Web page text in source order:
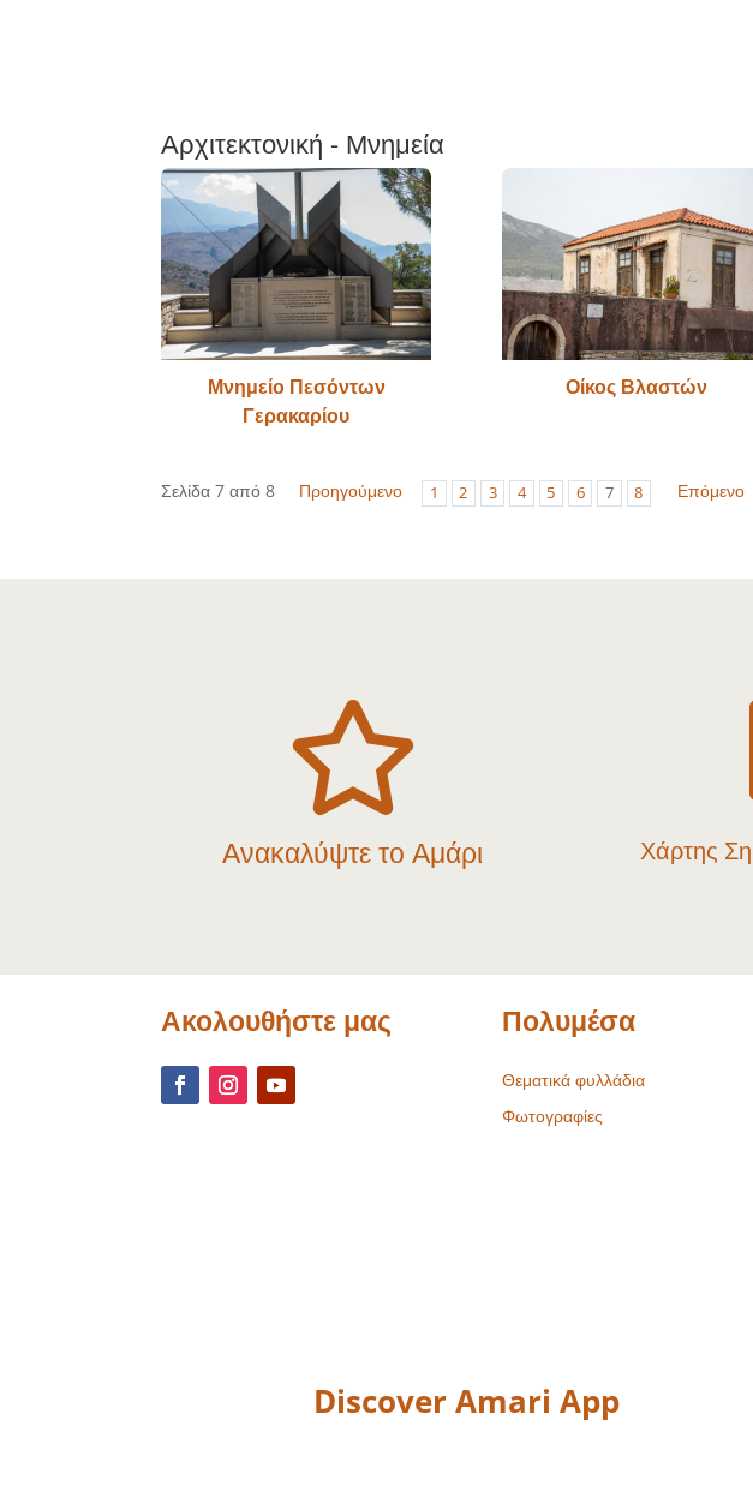
Αρχιτεκτονική - Μνημεία
Μνημείο Πεσόντων
Γερακαρίου
Οίκος Βλαστών
Σελίδα 7 από 8 Προηγούμενο 1 2 3 4 5 6 7 8 Επόμενο

Ανακαλύψτε το Αμάρι Χάρτης
Ακολουθήστε μας Πολυμέσα
Θεματικά φυλλάδια
Φωτογραφίες
Discover Amari App